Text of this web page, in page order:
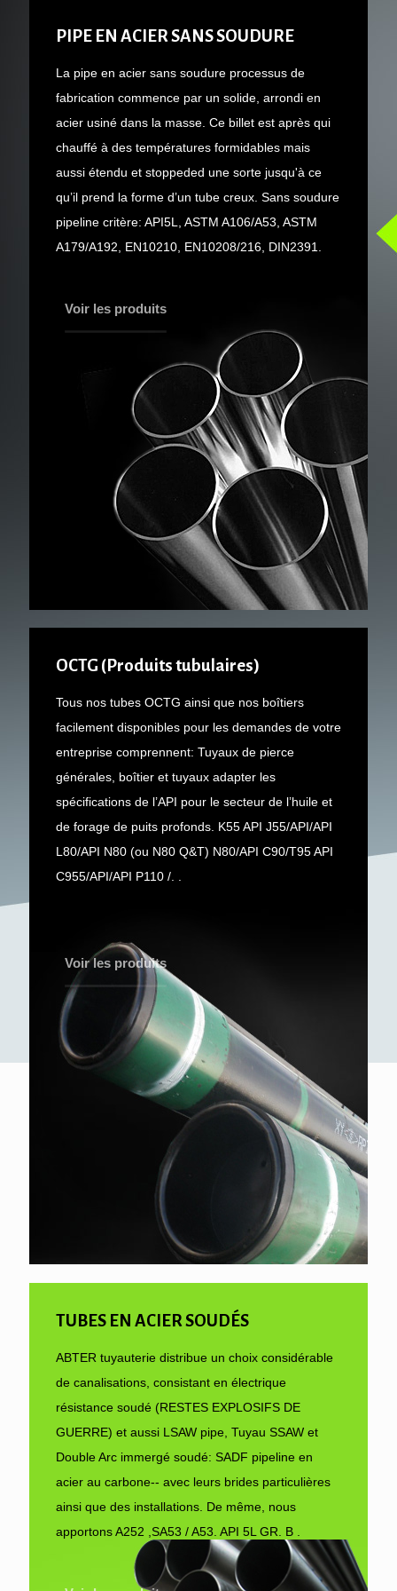
PIPE EN ACIER SANS SOUDURE
La pipe en acier sans soudure processus de
fabrication commence par un solide, arrondi en
acier usiné dans la masse. Ce billet est après qui
chauffé à des températures formidables mais
aussi étendu et stoppeded une sorte jusqu'à ce
qu’il prend la forme d’un tube creux. Sans soudure
pipeline critère: API5L, ASTM A106/A53, ASTM
A179/A192, EN10210, EN10208/216, DIN2391.
Voir les produits
OCTG (Produits tubulaires)
Tous nos tubes OCTG ainsi que nos boîtiers
facilement disponibles pour les demandes de votre
entreprise comprennent: Tuyaux de pierce
générales, boîtier et tuyaux adapter les
spécifications de l’API pour le secteur de l’huile et
de forage de puits profonds. K55 API J55/API/API
L80/API N80 (ou N80 Q&T) N80/API C90/T95 API
C955/API/API P110 /. .
Voir les produits
TUBES EN ACIER SOUDÉS
ABTER tuyauterie distribue un choix considérable
de canalisations, consistant en électrique
résistance soudé (RESTES EXPLOSIFS DE
GUERRE) et aussi LSAW pipe, Tuyau SSAW et
Double Arc immergé soudé: SADF pipeline en
acier au carbone-- avec leurs brides particulières
ainsi que des installations. De même, nous
apportons A252 ,SA53 / A53. API 5L GR. B .